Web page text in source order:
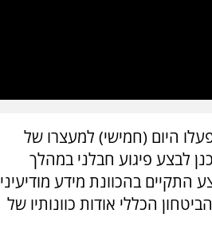
היום (חמישי) למעצרו של
לבצע פיגוע חבלני במהלך
התקיים בהכוונת מידע מודיעיני
הכללי אודות כוונותיו של